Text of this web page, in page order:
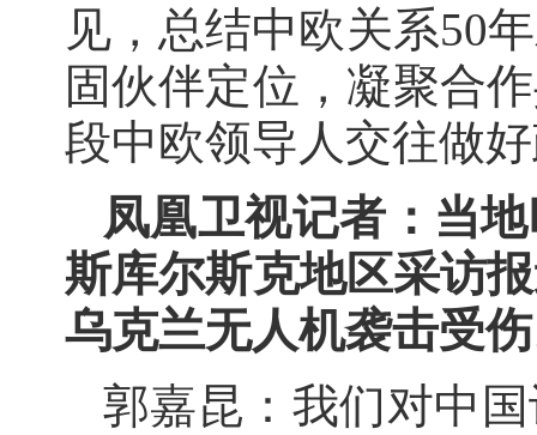
见，总结中欧关系50
固伙伴定位，凝聚合
段中欧领导人交往做
凤凰卫视记者：当
斯库尔斯克地区采访
乌克兰无人机袭击受
郭嘉昆：我们对中